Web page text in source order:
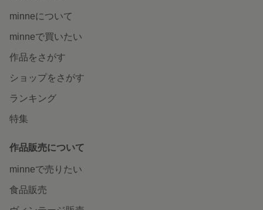
minneについて
minneで買いたい
作品をさがす
ショップをさがす
ランキング
特集
作品販売について
minneで売りたい
食品販売